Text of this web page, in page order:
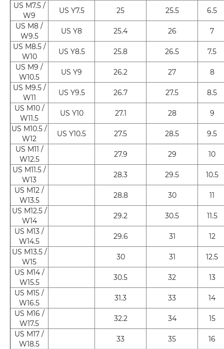
US M7.5 /
W9
US Y7.5 25 25.5
6.5
US M8 /
W9.5
US Y8 25.4 26
7
US M8.5 /
W10
US Y8.5 25.8 26.5
7.5
US M9 /
W10.5
US Y9 26.2 27
8
US M9.5 /
W11
US Y9.5 26.7 27.5
8.5
US M10 /
W11.5
US Y10 27.1 28
9
US M10.5 /
W12
US Y10.5 27.5 28.5
9.5
US M11 /
W12.5
27.9 29
10
US M11.5 /
W13
28.3 29.5
10.5
US M12 /
W13.5
28.8 30
11
US M12.5 /
W14
29.2 30.5
11.5
US M13 /
W14.5
29.6 31
12
US M13.5 /
W15
30 31
12.5
US M14 /
W15.5
30.5 32
13
US M15 /
W16.5
31.3 33
14
US M16 /
W17.5
32.2 34
15
US M17 /
W18.5
33 35
16